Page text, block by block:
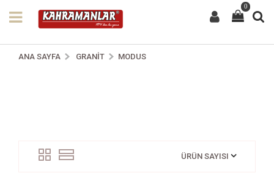
0
ANA SAYFA GRANIT MODUS